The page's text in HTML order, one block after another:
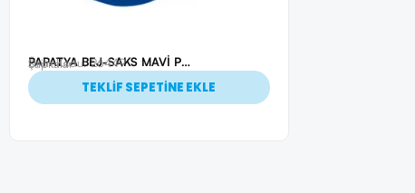
PAPATYA BEJ-SAKS MAVİ POLYESTER ŞAPKA
Ürün Kodu: 26449
Şapkalar
TEKLİF SEPETİNE EKLE